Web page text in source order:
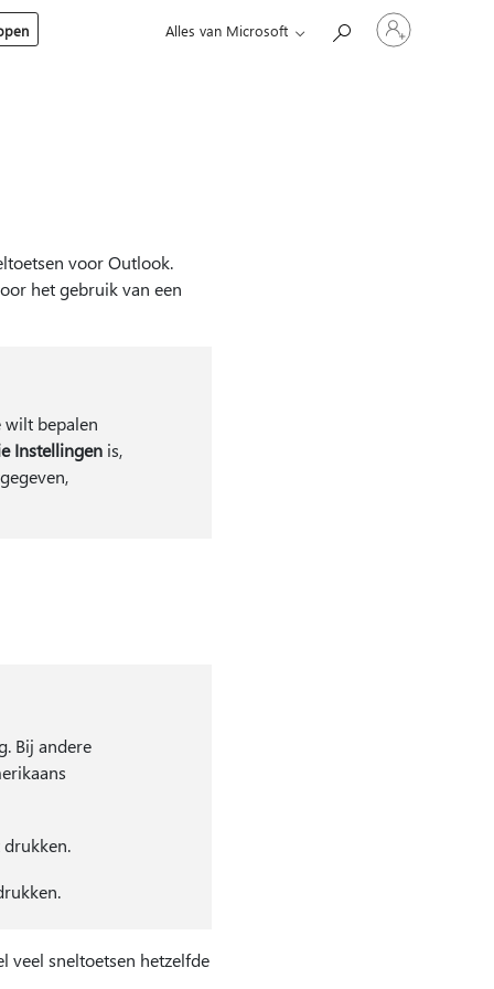
Alles van Microsoft
Meld
je
aan
voor Outlook.
het gebruik van een
bepalen
Instellingenis,
Bij andere
veel sneltoetsen hetzelfde